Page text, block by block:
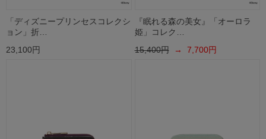
「ディズニープリンセスコレクシ
ョン」折…
23,100円
『眠れる森の美女』「オーロラ
姫」コレク…
15,400円→ 7,700円